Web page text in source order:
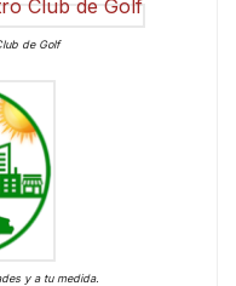
de Golf
y a tu medida.